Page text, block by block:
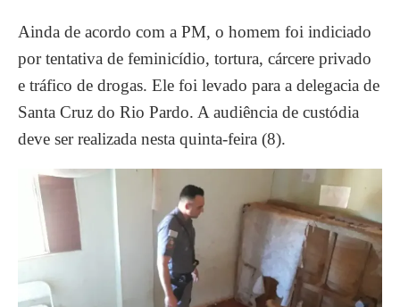
Ainda de acordo com a PM, o homem foi indiciado
por tentativa de feminicídio, tortura, cárcere privado
e tráfico de drogas. Ele foi levado para a delegacia de
Santa Cruz do Rio Pardo. A audiência de custódia
deve ser realizada nesta quinta-feira (8).